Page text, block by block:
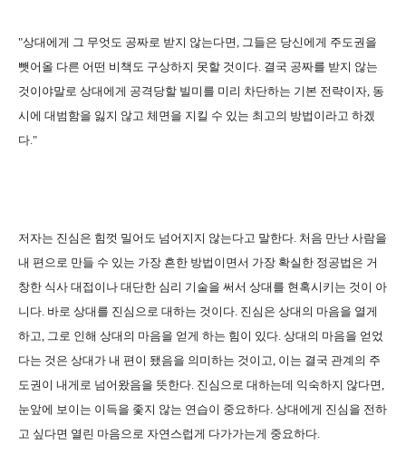
"상대에게 그 무엇도 공짜로 받지 않는다면, 그들은 당신에게 주도권을
뺏어올 다른 어떤 비책도 구상하지 못할 것이다. 결국 공짜를 받지 않는
것이야말로 상대에게 공격당할 빌미를 미리 차단하는 기본 전략이자, 동
시에 대범함을 잃지 않고 체면을 지킬 수 있는 최고의 방법이라고 하겠
다."
저자는 진심은 힘껏 밀어도 넘어지지 않는다고 말한다. 처음 만난 사람을
내 편으로 만들 수 있는 가장 흔한 방법이면서 가장 확실한 정공법은 거
창한 식사 대접이나 대단한 심리 기술을 써서 상대를 현혹시키는 것이 아
니다. 바로 상대를 진심으로 대하는 것이다. 진심은 상대의 마음을 열게
하고, 그로 인해 상대의 마음을 얻게 하는 힘이 있다. 상대의 마음을 얻었
다는 것은 상대가 내 편이 됐음을 의미하는 것이고, 이는 결국 관계의 주
도권이 내게로 넘어왔음을 뜻한다. 진심으로 대하는데 익숙하지 않다면,
눈앞에 보이는 이득을 좇지 않는 연습이 중요하다. 상대에게 진심을 전하
고 싶다면 열린 마음으로 자연스럽게 다가가는게 중요하다.